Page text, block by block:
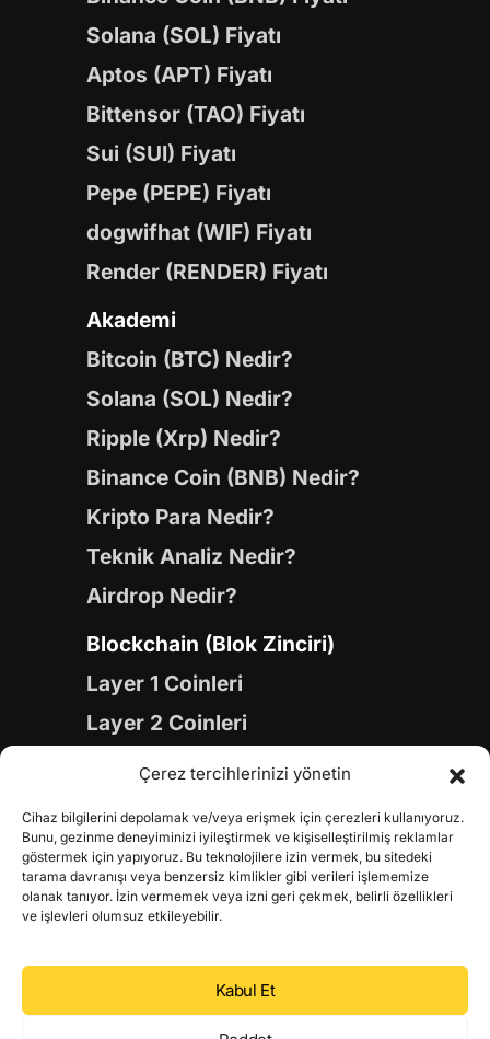
Çerez tercihlerinizi yönetin
Cihaz bilgilerini depolamak ve/veya erişmek için çerezleri kullanıyoruz.
Bunu, gezinme deneyiminizi iyileştirmek ve kişiselleştirilmiş reklamlar
göstermek için yapıyoruz. Bu teknolojilere izin vermek, bu sitedeki
tarama davranışı veya benzersiz kimlikler gibi verileri işlememize
olanak tanıyor. İzin vermemek veya izni geri çekmek, belirli özellikleri
ve işlevleri olumsuz etkileyebilir.
Kabul Et
Solana (SOL) Fiyatı
Aptos (APT) Fiyatı
Bittensor (TAO) Fiyatı
Sui (SUI) Fiyatı
Pepe (PEPE) Fiyatı
dogwifhat (WIF) Fiyatı
Render (RENDER) Fiyatı
Akademi
Bitcoin (BTC) Nedir?
Solana (SOL) Nedir?
Ripple (Xrp) Nedir?
Binance Coin (BNB) Nedir?
Kripto Para Nedir?
Teknik Analiz Nedir?
Airdrop Nedir?
Blockchain (Blok Zinciri)
Layer 1 Coinleri
Layer 2 Coinleri
Yapay Zeka (AI) Coinleri
Gaming Coinleri
RWA Coinleri
DeFi Coinleri
DePIN Coinleri
Metaverse Coinleri